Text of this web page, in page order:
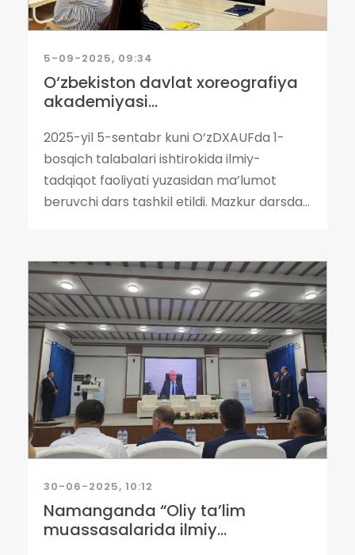
5-09-2025, 09:34
O‘zbekiston davlat xoreografiya
akademiyasi...
2025-yil 5-sentabr kuni O‘zDXAUFda 1-
bosqich talabalari ishtirokida ilmiy-
tadqiqot faoliyati yuzasidan ma’lumot
beruvchi dars tashkil etildi. Mazkur darsda...
30-06-2025, 10:12
Namanganda “Oliy ta’lim
muassasalarida ilmiy...